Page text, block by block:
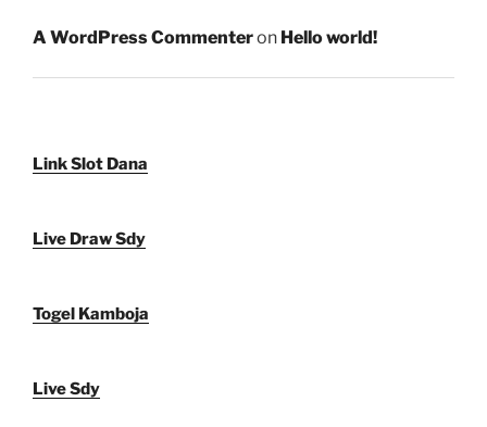
A WordPress Commenteron Hello world!
Link Slot Dana
Live Draw Sdy
Togel Kamboja
Live Sdy